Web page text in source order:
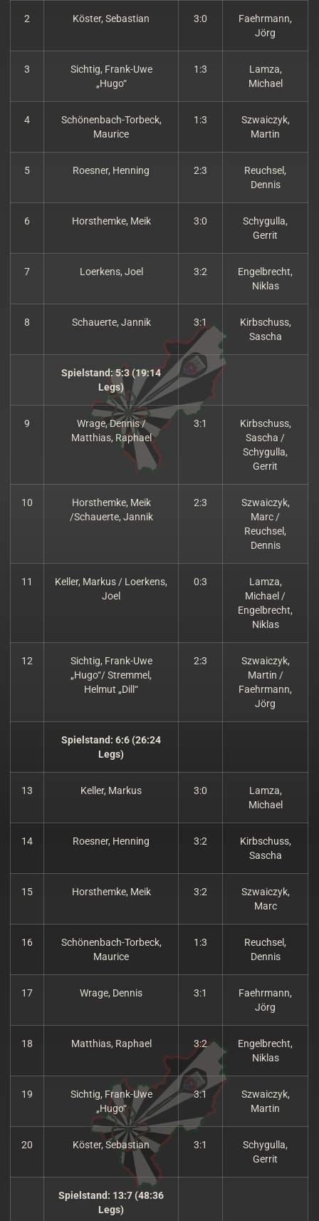
2 Köster, Sebastian 3:0
Faehrmann,
Jörg
3
Sichtig, Frank-Uwe
„Hugo“
1:3
Lamza,
Michael
4
Schönenbach-Torbeck,
Maurice
1:3
Szwaiczyk,
Martin
5 Roesner, Henning 2:3
Reuchsel,
Dennis
6 Horsthemke, Meik 3:0
Schygulla,
Gerrit
7 Loerkens, Joel 3:2
Engelbrecht,
Niklas
8 Schauerte, Jannik 3:1
Kirbschuss,
Sascha
Spielstand: 5:3 (19:14
Legs)
9
Wrage, Dennis /
Matthias, Raphael
3:1
Kirbschuss,
Sascha /
Schygulla,
Gerrit
10
Horsthemke, Meik
/Schauerte, Jannik
2:3
Szwaiczyk,
Marc /
Reuchsel,
Dennis
11
Keller, Markus / Loerkens,
Joel
0:3
Lamza,
Michael /
Engelbrecht,
Niklas
12
Sichtig, Frank-Uwe
„Hugo“/ Stremmel,
Helmut „Dill“
2:3
Szwaiczyk,
Martin /
Faehrmann,
Jörg
Spielstand: 6:6 (26:24
Legs)
13 Keller, Markus 3:0
Lamza,
Michael
14 Roesner, Henning 3:2
Kirbschuss,
Sascha
15 Horsthemke, Meik 3:2
Szwaiczyk,
Marc
16
Schönenbach-Torbeck,
Maurice
1:3
Reuchsel,
Dennis
17 Wrage, Dennis 3:1
Faehrmann,
Jörg
18 Matthias, Raphael 3:2
Engelbrecht,
Niklas
19
Sichtig, Frank-Uwe
„Hugo“
3:1
Szwaiczyk,
Martin
20 Köster, Sebastian 3:1
Schygulla,
Gerrit
Spielstand: 13:7 (48:36
Legs)